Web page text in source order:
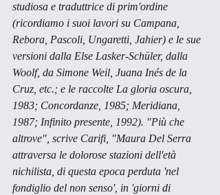
studiosa e traduttrice di prim'ordine
(ricordiamo i suoi lavori su Campana,
Rebora, Pascoli, Ungaretti, Jahier) e le sue
versioni dalla Else Lasker-Schüler, dalla
Woolf, da Simone Weil, Juana Inés de la
Cruz, etc.; e le raccolte La gloria oscura
1983; Concordanze , 1985; Meridiana
1987; Infinito presente , 1992). "Più che
altrove", scrive Carifi, "Maura Del Serra
attraversa le dolorose stazioni dell'età
nichilista, di questa epoca perduta 'nel
fondiglio del non senso', in 'giorni di